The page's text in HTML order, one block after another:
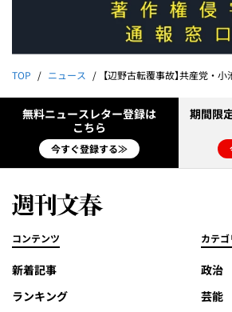
TOP ニュース 【辺野古転覆事故】共産党・小池晃書記局長の抗議船ライフジャケット不適切着用写真に捜査当局も重大関心 《共産党に見解を問
無料ニュースレター登録は
こちら
今すぐ登録する≫
期間限
コンテンツ
新着記事
ランキング
カテゴ
政治
芸能